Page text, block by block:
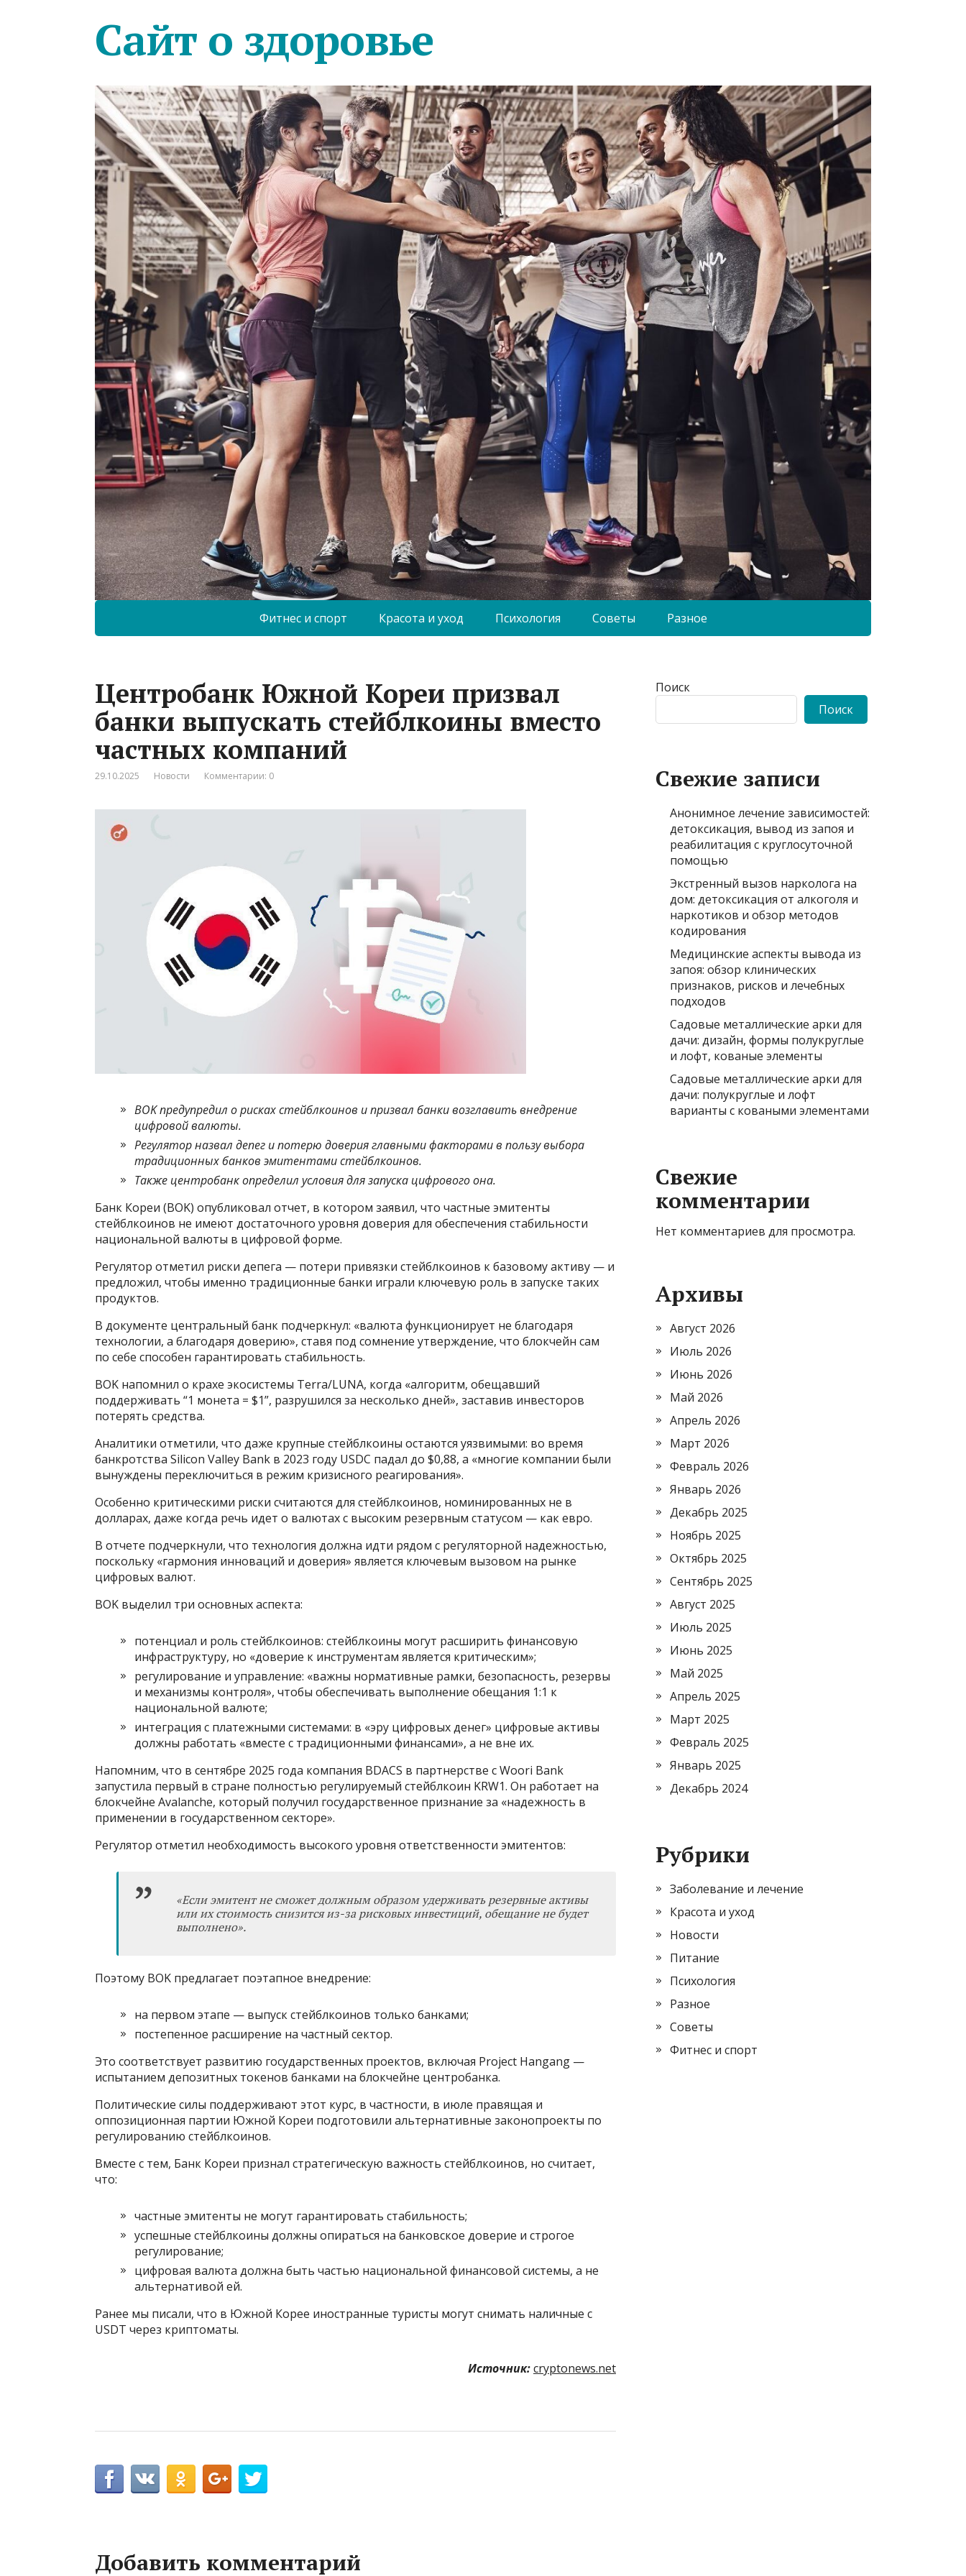
Сайт о здоровье
Фитнес и спорт Красота и уход Психология Советы Разное
Центробанк Южной Кореи призвал
банки выпускать стейблкоины вместо
частных компаний
29.10.2025 Новости Комментарии: 0
BOK предупредил о рисках стейблкоинов и призвал банки возглавить внедрение
цифровой валюты.
Регулятор назвал депег и потерю доверия главными факторами в пользу выбора
традиционных банков эмитентами стейблкоинов.
Также центробанк определил условия для запуска цифрового она.
Банк Кореи (BOK) опубликовал отчет, в котором заявил, что частные эмитенты
стейблкоинов не имеют достаточного уровня доверия для обеспечения стабильности
национальной валюты в цифровой форме.
Регулятор отметил риски депега — потери привязки стейблкоинов к базовому активу — и
предложил, чтобы именно традиционные банки играли ключевую роль в запуске таких
продуктов.
В документе центральный банк подчеркнул: «валюта функционирует не благодаря
технологии, а благодаря доверию», ставя под сомнение утверждение, что блокчейн сам
по себе способен гарантировать стабильность.
BOK напомнил о крахе экосистемы Terra/LUNA, когда «алгоритм, обещавший
поддерживать “1 монета = $1”, разрушился за несколько дней», заставив инвесторов
потерять средства.
Аналитики отметили, что даже крупные стейблкоины остаются уязвимыми: во время
банкротства Silicon Valley Bank в 2023 году USDC падал до $0,88, а «многие компании были
вынуждены переключиться в режим кризисного реагирования».
Особенно критическими риски считаются для стейблкоинов, номинированных не в
долларах, даже когда речь идет о валютах с высоким резервным статусом — как евро.
В отчете подчеркнули, что технология должна идти рядом с регуляторной надежностью,
поскольку «гармония инноваций и доверия» является ключевым вызовом на рынке
цифровых валют.
BOK выделил три основных аспекта:
потенциал и роль стейблкоинов: стейблкоины могут расширить финансовую
инфраструктуру, но «доверие к инструментам является критическим»;
регулирование и управление: «важны нормативные рамки, безопасность, резервы
и механизмы контроля», чтобы обеспечивать выполнение обещания 1:1 к
национальной валюте;
интеграция с платежными системами: в «эру цифровых денег» цифровые активы
должны работать «вместе с традиционными финансами», а не вне их.
Напомним, что в сентябре 2025 года компания BDACS в партнерстве с Woori Bank
запустила первый в стране полностью регулируемый стейблкоин KRW1. Он работает на
блокчейне Avalanche, который получил государственное признание за «надежность в
применении в государственном секторе».
Регулятор отметил необходимость высокого уровня ответственности эмитентов:
«Если эмитент не сможет должным образом удерживать резервные активы
или их стоимость снизится из-за рисковых инвестиций, обещание не будет
выполнено».
Поэтому BOK предлагает поэтапное внедрение:
на первом этапе — выпуск стейблкоинов только банками;
постепенное расширение на частный сектор.
Это соответствует развитию государственных проектов, включая Project Hangang —
испытанием депозитных токенов банками на блокчейне центробанка.
Политические силы поддерживают этот курс, в частности, в июле правящая и
оппозиционная партии Южной Кореи подготовили альтернативные законопроекты по
регулированию стейблкоинов.
Вместе с тем, Банк Кореи признал стратегическую важность стейблкоинов, но считает,
что:
частные эмитенты не могут гарантировать стабильность;
успешные стейблкоины должны опираться на банковское доверие и строгое
регулирование;
цифровая валюта должна быть частью национальной финансовой системы, а не
альтернативой ей.
Ранее мы писали, что в Южной Корее иностранные туристы могут снимать наличные с
USDT через криптоматы.
Источник:cryptonews.net
Добавить комментарий
Поиск
Поиск
Свежие записи
Анонимное лечение зависимостей:
детоксикация, вывод из запоя и
реабилитация с круглосуточной
помощью
Экстренный вызов нарколога на
дом: детоксикация от алкоголя и
наркотиков и обзор методов
кодирования
Медицинские аспекты вывода из
запоя: обзор клинических
признаков, рисков и лечебных
подходов
Садовые металлические арки для
дачи: дизайн, формы полукруглые
и лофт, кованые элементы
Садовые металлические арки для
дачи: полукруглые и лофт
варианты с коваными элементами
Свежие
комментарии
Нет комментариев для просмотра.
Архивы
Август 2026
Июль 2026
Июнь 2026
Май 2026
Апрель 2026
Март 2026
Февраль 2026
Январь 2026
Декабрь 2025
Ноябрь 2025
Октябрь 2025
Сентябрь 2025
Август 2025
Июль 2025
Июнь 2025
Май 2025
Апрель 2025
Март 2025
Февраль 2025
Январь 2025
Декабрь 2024
Рубрики
Заболевание и лечение
Красота и уход
Новости
Питание
Психология
Разное
Советы
Фитнес и спорт